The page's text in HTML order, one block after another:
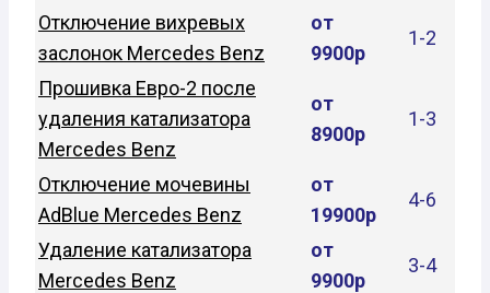
Отключение вихревых
заслонок Mercedes Benz
от
9900р
1-2
Прошивка Евро-2 после
удаления катализатора
Mercedes Benz
от
8900р
1-3
Отключение мочевины
AdBlue Mercedes Benz
от
19900р
4-6
Удаление катализатора
Mercedes Benz
от
9900р
3-4